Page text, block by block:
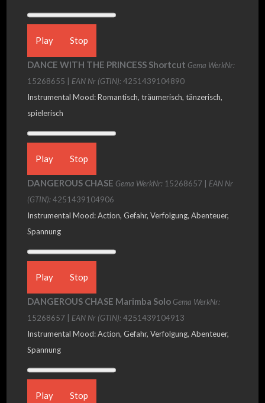
Play Stop
DANCE WITH THE PRINCESS Shortcut Gema WerkNr:
15268655 | EAN Nr (GTIN):4251439104890
Instrumental Mood: Romantisch, träumerisch, tänzerisch,
spielerisch
Play Stop
DANGEROUS CHASE Gema WerkNr: 15268657 | EAN Nr
(GTIN):4251439104906
Instrumental Mood: Action, Gefahr, Verfolgung, Abenteuer,
Spannung
Play Stop
DANGEROUS CHASE Marimba Solo Gema WerkNr:
15268657 | EAN Nr (GTIN):4251439104913
Instrumental Mood: Action, Gefahr, Verfolgung, Abenteuer,
Spannung
Play Stop